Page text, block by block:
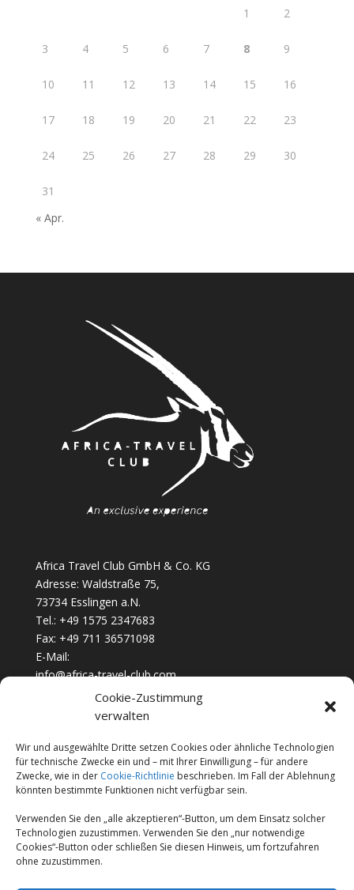
Cookie-Zustimmung
verwalten
Wir und ausgewählte Dritte setzen Cookies oder ähnliche Technologien
für technische Zwecke ein und – mit Ihrer Einwilligung – für andere
Zwecke, wie in der Cookie-Richtlinie beschrieben. Im Fall der Ablehnung
könnten bestimmte Funktionen nicht verfügbar sein.
Verwenden Sie den „alle akzeptieren“-Button, um dem Einsatz solcher
Technologien zuzustimmen. Verwenden Sie den „nur notwendige
Cookies“-Button oder schließen Sie diesen Hinweis, um fortzufahren
ohne zuzustimmen.
1 2
3 4 5 6 7 8 9
10 11 12 13 14 15 16
17 18 19 20 21 22 23
24 25 26 27 28 29 30
31
« Apr.
Africa Travel Club GmbH & Co. KG
Adresse: Waldstraße 75,
73734 Esslingen a.N.
Tel.: +49 1575 2347683
Fax: +49 711 36571098
E-Mail:
info@africa-travel-club.com
Unternehmen
Jobs & Karriere
FAQ’s
Cookie-Richtlinie (EU)
Geschäftsbedingungen
Datenschutzerklärung
Impressum